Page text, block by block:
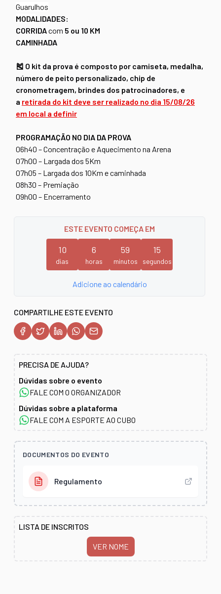
Guarulhos
MODALIDADES:
CORRIDAcom 5 ou 10 KM
CAMINHADA
🎽 O kit da prova é composto por camiseta, medalha,
número de peito personalizado, chip de
cronometragem, brindes dos patrocinadores, e
a retirada do kit deve ser realizado no dia 15/08/26
em local a definir
PROGRAMAÇÃO NO DIA DA PROVA
06h40 – Concentração e Aquecimento na Arena
07h00 – Largada dos 5Km
07h05 – Largada dos 10Km e caminhada
08h30 – Premiação
09h00 – Encerramento
ESTE EVENTO COMEÇA EM
10
dias
6
horas
59
minutos
15
segundos
Adicione ao calendário
COMPARTILHE ESTE EVENTO
PRECISA DE AJUDA?
Dúvidas sobre o evento
FALE COM O ORGANIZADOR
Dúvidas sobre a plataforma
FALE COM A ESPORTE AO CUBO
DOCUMENTOS DO EVENTO
Regulamento
LISTA DE INSCRITOS
VER NOME